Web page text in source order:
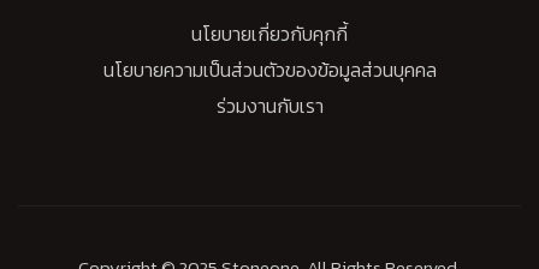
นโยบายเกี่ยวกับคุกกี้
นโยบายความเป็นส่วนตัวของข้อมูลส่วนบุคคล
ร่วมงานกับเรา